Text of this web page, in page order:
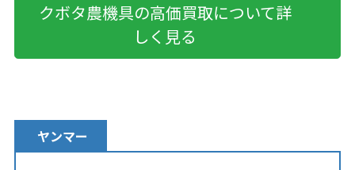
クボタ農機具の高価買取について詳
しく見る
ヤンマー